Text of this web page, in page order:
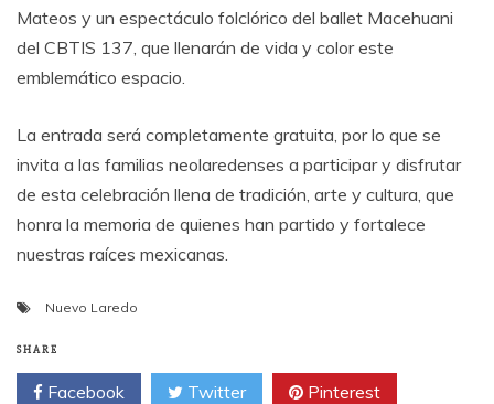
Mateos y un espectáculo folclórico del ballet Macehuani
del CBTIS 137, que llenarán de vida y color este
emblemático espacio.
La entrada será completamente gratuita, por lo que se
invita a las familias neolaredenses a participar y disfrutar
de esta celebración llena de tradición, arte y cultura, que
honra la memoria de quienes han partido y fortalece
nuestras raíces mexicanas.
Nuevo Laredo
SHARE
Facebook Twitter Pinterest